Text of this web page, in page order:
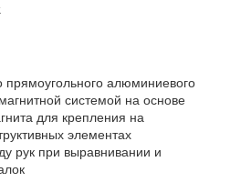
прямоугольного алюминиевого
системой на основе
для крепления на
элементах
рук при выравнивании и